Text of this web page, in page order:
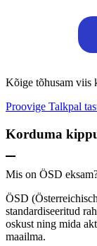
Kõige tõhusam viis
Proovige Talkpal
Korduma
Mis on ÖSD
ÖSD
standardiseeritud
oskust ning mida
maailma.